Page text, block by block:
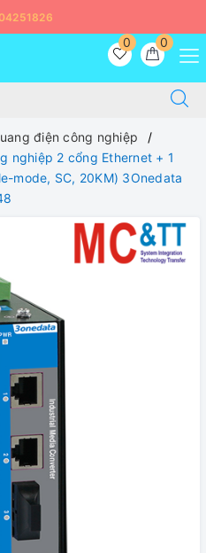
0
0
điện công nghiệp
nghiệp 2 cổng Ethernet + 1
mode, SC, 20KM) 3Onedata